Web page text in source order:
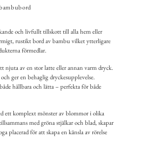
och livfullt tillskott till alla hem eller
rustikt bord av bambu vilket ytterligare
förmedlar.
njuta av en stor latte eller annan varm dryck.
ger en behaglig dryckesupplevelse.
hållbara och lätta – perfekta för både
ett komplext mönster av blommor i olika
med gröna stjälkar och blad, skapar
placerad för att skapa en känsla av rörelse